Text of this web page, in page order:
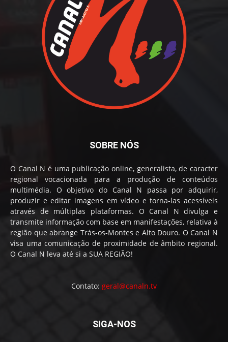
SOBRE NÓS
O Canal N é uma publicação online, generalista, de caracter
regional vocacionada para a produção de conteúdos
multimédia. O objetivo do Canal N passa por adquirir,
produzir e editar imagens em vídeo e torna-las acessíveis
através de múltiplas plataformas. O Canal N divulga e
transmite informação com base em manifestações, relativa à
região que abrange Trás-os-Montes e Alto Douro. O Canal N
visa uma comunicação de proximidade de âmbito regional.
O Canal N leva até si a SUA REGIÃO!
Contato: geral@canaln.tv
SIGA-NOS